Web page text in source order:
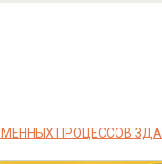
ПРОЦЕССОВ